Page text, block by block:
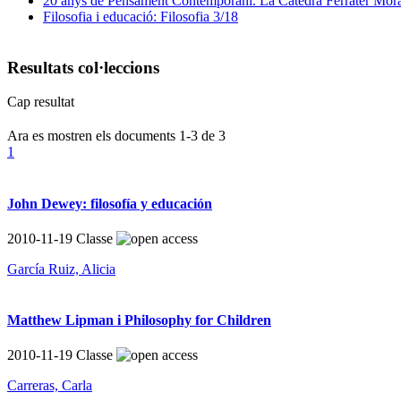
Filosofia i educació: Filosofia 3/18
Resultats col·leccions
Cap resultat
Ara es mostren els documents 1-3 de 3
1
John Dewey: filosofía y educación
2010-11-19 Classe
García Ruiz, Alicia
Matthew Lipman i Philosophy for Children
2010-11-19 Classe
Carreras, Carla